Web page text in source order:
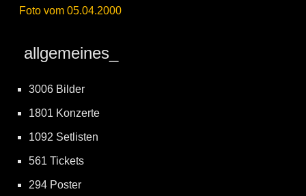
Foto vom 05.04.2000
allgemeines_
3006 Bilder
1801 Konzerte
1092 Setlisten
561 Tickets
294 Poster